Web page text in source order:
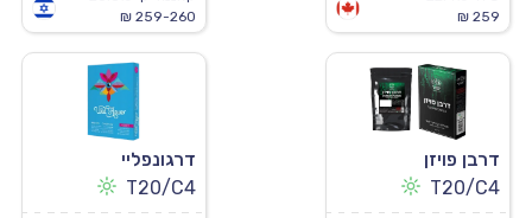
259 ₪
259-260 ₪
דרבן פויזן
T20/C4
דרגונפליי
T20/C4